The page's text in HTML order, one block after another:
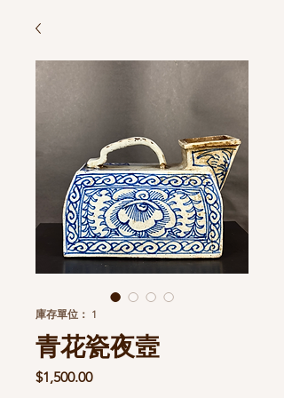
庫存單位： 1
青花瓷夜壼
$1,500.00價